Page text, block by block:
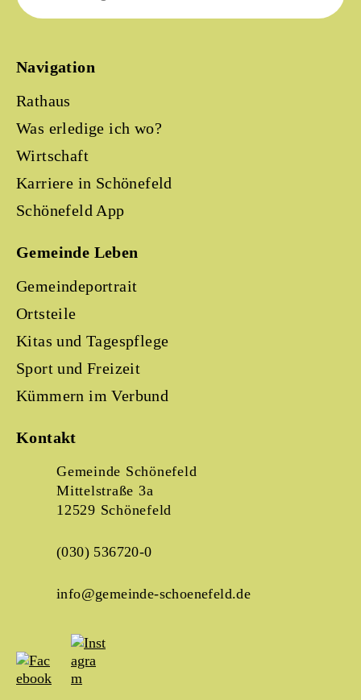
Navigation
Rathaus
Was erledige ich wo?
Wirtschaft
Karriere in Schönefeld
Schönefeld App
Gemeinde Leben
Gemeindeportrait
Ortsteile
Kitas und Tagespflege
Sport und Freizeit
Kümmern im Verbund
Kontakt
Gemeinde Schönefeld
Mittelstraße 3a
12529 Schönefeld
(030) 536720-0
info@gemeinde-schoenefeld.de